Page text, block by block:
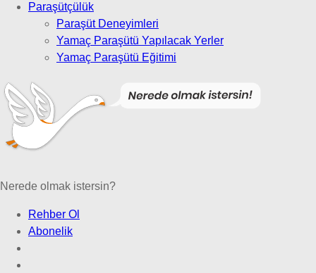
Paraşütçülük
Paraşüt Deneyimleri
Yamaç Paraşütü Yapılacak Yerler
Yamaç Paraşütü Eğitimi
Nerede olmak istersin?
Rehber Ol
Abonelik